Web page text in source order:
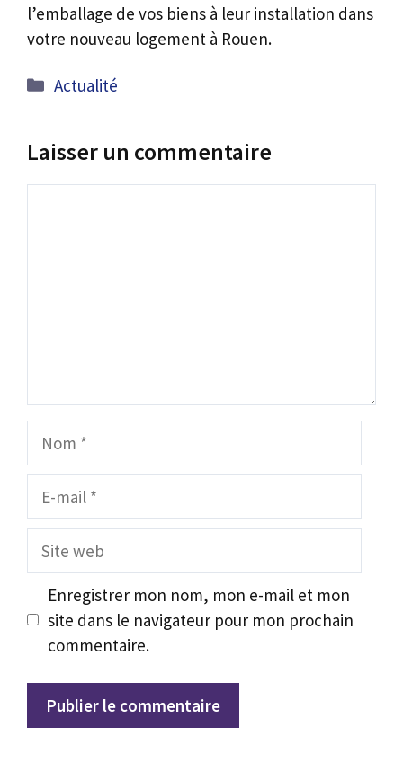
l’emballage de vos biens à leur installation dans
votre nouveau logement à Rouen.
Catégories
Actualité
Laisser un commentaire
Nom
Site
Enregistrer mon nom, mon e-mail et mon
site dans le navigateur pour mon prochain
commentaire.